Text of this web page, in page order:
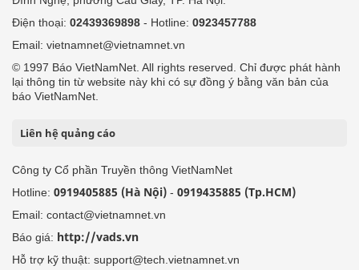
Điện thoại: 02439369898 - Hotline: 0923457788
Email: vietnamnet@vietnamnet.vn
© 1997 Báo VietNamNet. All rights reserved. Chỉ được phát hành
lại thông tin từ website này khi có sự đồng ý bằng văn bản của
báo VietNamNet.
Liên hệ quảng cáo
Công ty Cổ phần Truyền thông VietNamNet
Hotline: 0919405885 (Hà Nội) - 0919435885 (Tp.HCM)
Email: contact@vietnamnet.vn
Báo giá: http://vads.vn
Hỗ trợ kỹ thuật: support@tech.vietnamnet.vn